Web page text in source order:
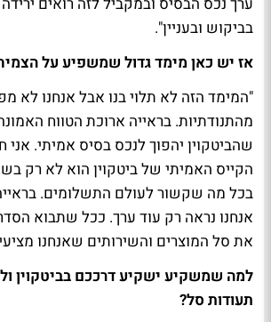
בביקוש ובעניין".
אז יש כאן מימד גדול שמשפיע על
"המימד הזה לא תלוי בנו אבל אנחנו לא
מהתנודתיות. בראייה ארוכת הטווח
שהביטקוין יהפוך לנכס בסיס אמיתי.
הקייס האמיתי של ביטקוין הוא לא רק
בכל מה שקשור לעולם התשלומים.
אנחנו נראה רק עוד ערך. ככל שתבוא
את סל המוצרים והשירותים שאנחנו
למה שמשקיע ישקיע דרככם בביטקוין
תעודות סל?